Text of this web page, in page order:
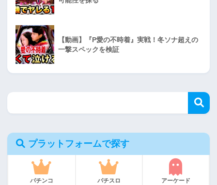
【動画】『P愛の不時着』実戦！冬ソナ超えの
一撃スペックを検証
プラットフォームで探す
パチンコ パチスロ アーケード